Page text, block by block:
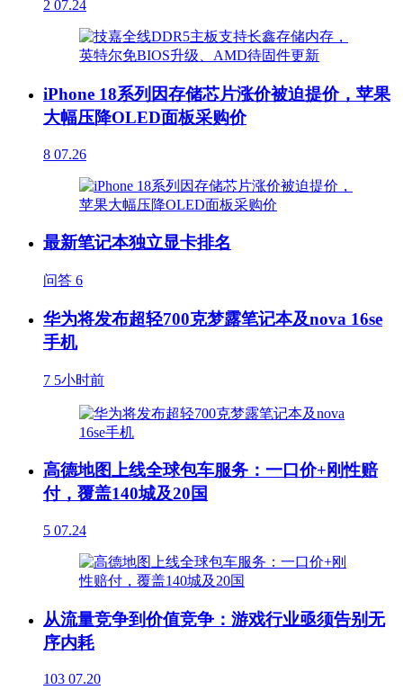
2 07.24
iPhone 18系列因存储芯片涨价被迫提价，苹果
大幅压降OLED面板采购价
8 07.26
最新笔记本独立显卡排名
问答 6
华为将发布超轻700克梦露笔记本及nova 16se
手机
7 5小时前
高德地图上线全球包车服务：一口价+刚性赔
付，覆盖140城及20国
5 07.24
从流量竞争到价值竞争：游戏行业亟须告别无
序内耗
103 07.20